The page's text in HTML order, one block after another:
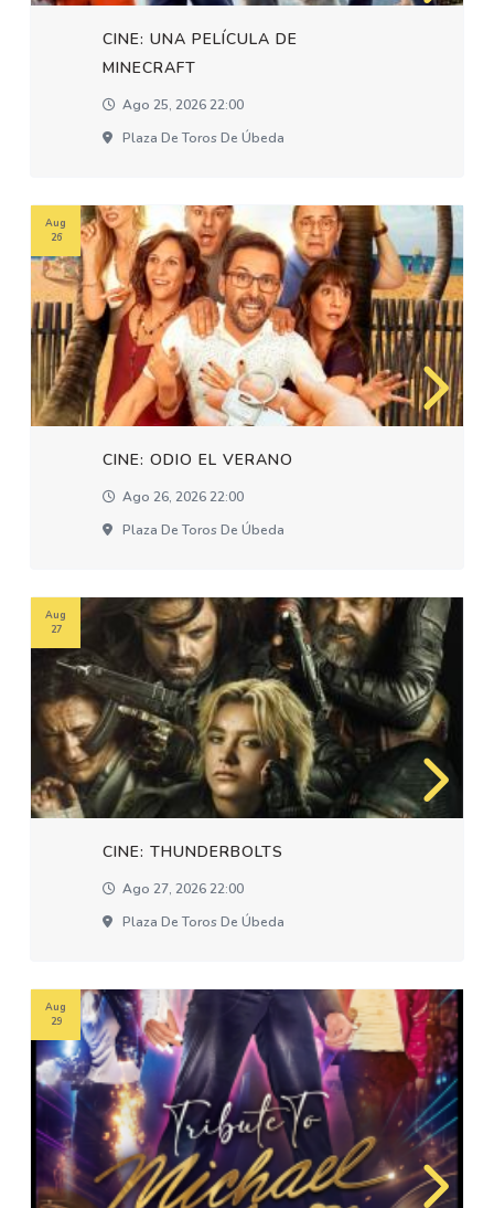
CINE: UNA PELÍCULA DE
MINECRAFT
Ago 25, 2026 22:00
Plaza De Toros De Úbeda
CINE: ODIO EL VERANO
Ago 26, 2026 22:00
Plaza De Toros De Úbeda
Aug
26
CINE: THUNDERBOLTS
Ago 27, 2026 22:00
Plaza De Toros De Úbeda
Aug
27
Aug
29